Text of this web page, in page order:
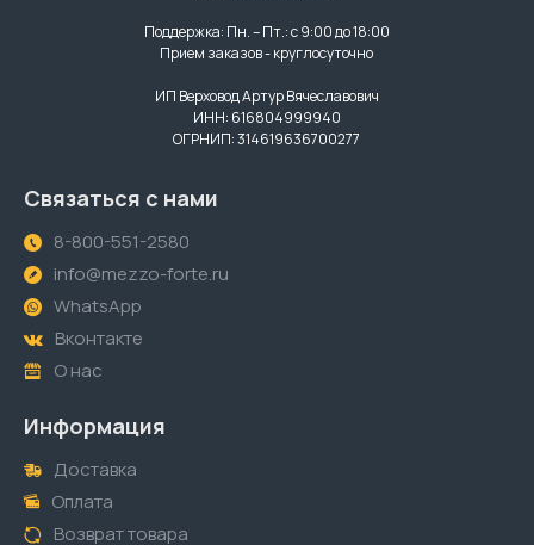
Поддержка: Пн. – Пт.: с 9:00 до 18:00
Прием заказов - круглосуточно
ИП Верховод Артур Вячеславович
ИНН: 616804999940
ОГРНИП: 314619636700277
Связаться с нами
8-800-551-2580
info@mezzo-forte.ru
WhatsApp
Вконтакте
О нас
Информация
Доставка
Оплата
Возврат товара